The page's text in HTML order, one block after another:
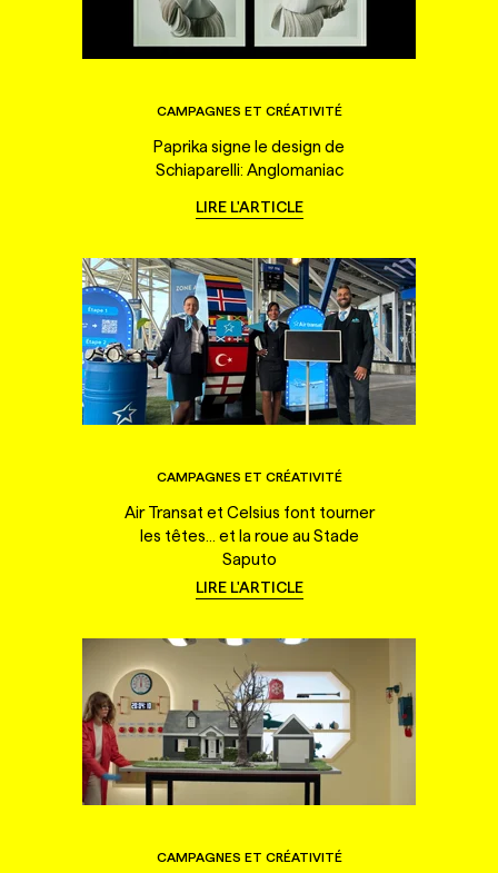
CAMPAGNES ET CRÉATIVITÉ
Paprika signe le design de
Schiaparelli: Anglomaniac
LIRE L'ARTICLE
CAMPAGNES ET CRÉATIVITÉ
Air Transat et Celsius font tourner
les têtes... et la roue au Stade
Saputo
LIRE L'ARTICLE
CAMPAGNES ET CRÉATIVITÉ